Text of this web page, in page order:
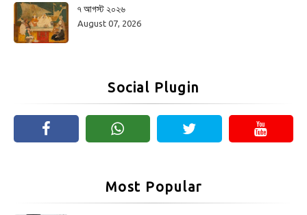
৭ আগস্ট ২০২৬
August 07, 2026
Social Plugin
Most Popular